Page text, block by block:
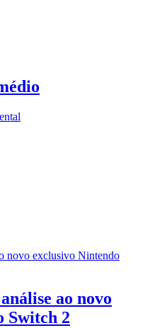
ao novo
Switch 2